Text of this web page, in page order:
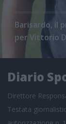
Barisardo, il
per Vittorio
Diario
Direttore
Testata